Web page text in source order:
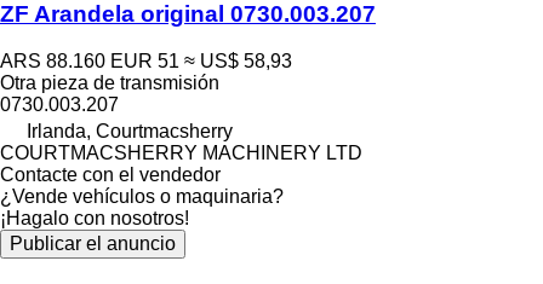
ZF Arandela original 0730.003.207
ARS 88.160 EUR 51 ≈ US$ 58,93
Otra pieza de transmisión
0730.003.207
Irlanda, Courtmacsherry
COURTMACSHERRY MACHINERY LTD
Contacte con el vendedor
¿Vende vehículos o maquinaria?
¡Hagalo con nosotros!
Publicar el anuncio